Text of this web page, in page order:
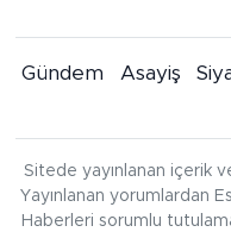
Gündem Asayiş
Sitede yayınlanan içerik
Yayınlanan yorumlardan
Haberleri sorumlu